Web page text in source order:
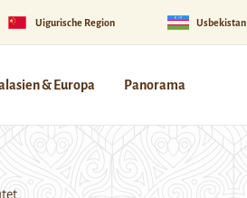
Uigurische Region Usbekistan
& Europa Panorama